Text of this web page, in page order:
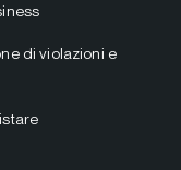
di violazioni e